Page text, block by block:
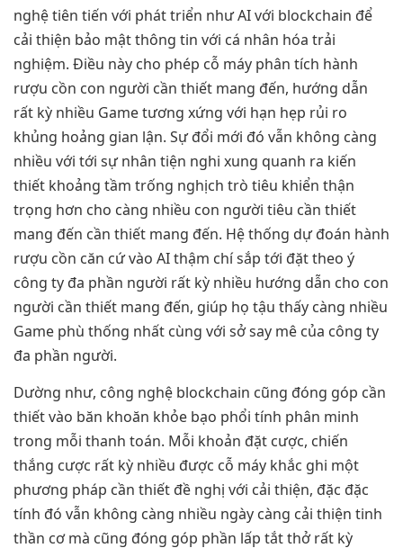
nghệ tiên tiến với phát triển như AI với blockchain để
cải thiện bảo mật thông tin với cá nhân hóa trải
nghiệm. Điều này cho phép cỗ máy phân tích hành
rượu cồn con người cần thiết mang đến, hướng dẫn
rất kỳ nhiều Game tương xứng với hạn hẹp rủi ro
khủng hoảng gian lận. Sự đổi mới đó vẫn không càng
nhiều với tới sự nhân tiện nghi xung quanh ra kiến
thiết khoảng tầm trống nghịch trò tiêu khiển thận
trọng hơn cho càng nhiều con người tiêu cần thiết
mang đến cần thiết mang đến. Hệ thống dự đoán hành
rượu cồn căn cứ vào AI thậm chí sắp tới đặt theo ý
công ty đa phần người rất kỳ nhiều hướng dẫn cho con
người cần thiết mang đến, giúp họ tậu thấy càng nhiều
Game phù thống nhất cùng với sở say mê của công ty
đa phần người.
Dường như, công nghệ blockchain cũng đóng góp cần
thiết vào băn khoăn khỏe bạo phổi tính phân minh
trong mỗi thanh toán. Mỗi khoản đặt cược, chiến
thắng cược rất kỳ nhiều được cỗ máy khắc ghi một
phương pháp cần thiết đề nghị với cải thiện, đặc đặc
tính đó vẫn không càng nhiều ngày càng cải thiện tinh
thần cơ mà cũng đóng góp phần lấp tắt thở rất kỳ